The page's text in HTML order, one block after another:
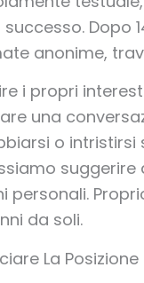
Dopo
anonime,
i propri
una
o
personali.
da soli.
La